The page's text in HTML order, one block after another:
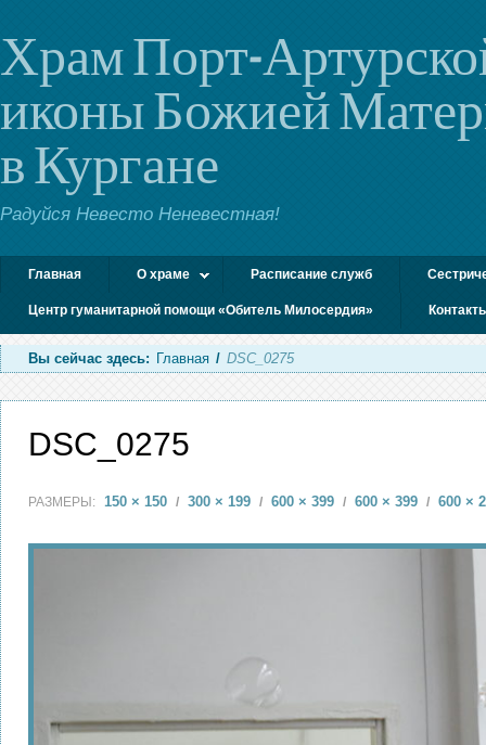
Храм Порт-
иконы Божией
в Кургане
Радуйся Невесто Неневестная!
Главная О храме Расписание служб
Центр гуманитарной помощи «Обитель Милосердия»
Вы сейчас здесь: Главная / DSC_0275
DSC_0275
РАЗМЕРЫ: 150 × 150 / 300 × 199 / 600 × 399 / 600 × 399 / 600 ×